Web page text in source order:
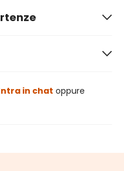
in chat oppure